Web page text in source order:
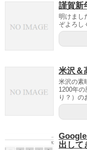
謹賀新
明けまし
ぞよろし
米沢＆
米沢の素
1200年
り？）の
出して